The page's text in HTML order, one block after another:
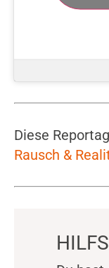
Diese
Rausch &